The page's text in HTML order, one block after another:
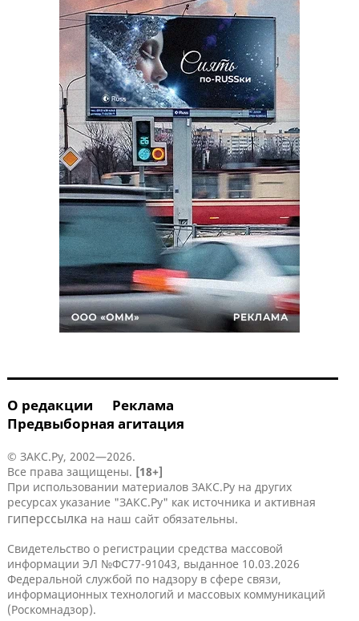
О редакции
Реклама
Предвыборная агитация
© ЗАКС.Ру, 2002—2026.
Все права защищены. [18+]
При использовании материалов ЗАКС.Ру на других
ресурсах указание "ЗАКС.Ру" как источника и активная
гиперссылка на наш сайт обязательны.
Свидетельство о регистрации средства массовой
информации ЭЛ №ФС77-91043, выданное 10.03.2026
Федеральной службой по надзору в сфере связи,
информационных технологий и массовых коммуникаций
(Роскомнадзор).